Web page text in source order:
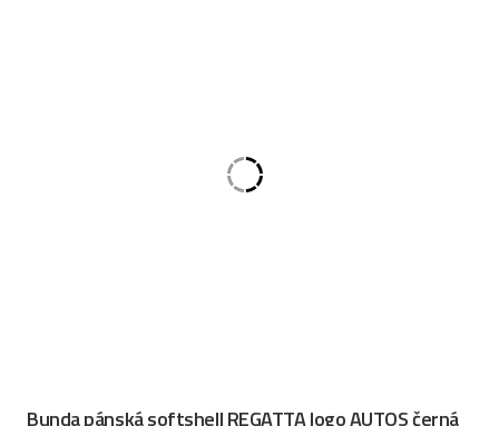
Bunda pánská softshell REGATTA logo AUTOS černá